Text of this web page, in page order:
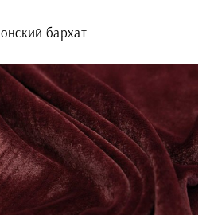
бархат